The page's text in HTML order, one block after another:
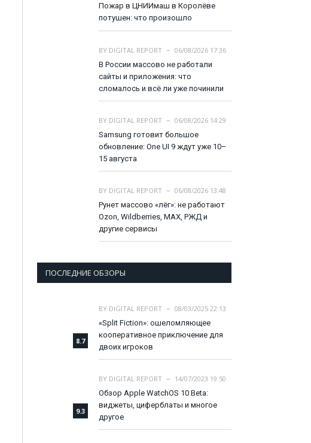
Пожар в ЦНИИмаш в Королёве
потушен: что произошло
BY DIGITAL REPORT
06/08/2026 17:36
В России массово не работали
сайты и приложения: что
сломалось и всё ли уже починили
BY DIGITAL REPORT
06/08/2026 14:29
Samsung готовит большое
обновление: One UI 9 ждут уже 10–
15 августа
BY DIGITAL REPORT
06/08/2026 13:48
Рунет массово «лёг»: не работают
Ozon, Wildberries, MAX, РЖД и
другие сервисы
ПОСЛЕДНИЕ ОБЗОРЫ
8.7
BY DIGITAL REPORT
08/03/2025 22:13
«Split Fiction»: ошеломляющее
кооперативное приключение для
двоих игроков
9.3
BY DIGITAL REPORT
14/07/2023 19:50
Обзор Apple WatchOS 10 Beta:
виджеты, циферблаты и многое
другое